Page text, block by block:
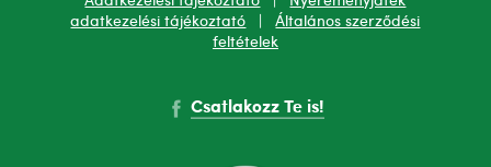
adatkezelési tájékoztató |Általános szerződési
feltételek
Csatlakozz Te is!